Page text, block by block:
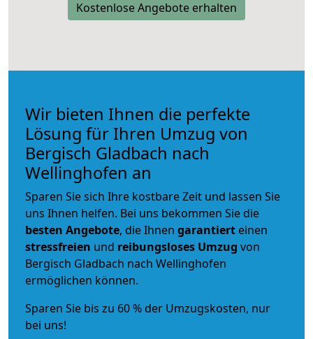
Kostenlose Angebote erhalten
Wir bieten Ihnen die perfekte
Lösung für Ihren Umzug von
Bergisch Gladbach nach
Wellinghofen an
Sparen Sie sich Ihre kostbare Zeit und lassen Sie
uns Ihnen helfen. Bei uns bekommen Sie die
besten Angebote, die Ihnen garantiert einen
stressfreien und reibungsloses Umzug von
Bergisch Gladbach nach Wellinghofen
ermöglichen können.
Sparen Sie bis zu 60 % der Umzugskosten, nur
bei uns!